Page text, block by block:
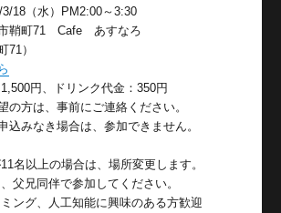
3/18（水）PM2:00～3:30
鞘町71 Cafe あすなろ
71）
円、ドリンク代金：350円
の方は、事前にご連絡ください。
込みなき場合は、参加できません。
名以上の場合は、場所変更します。
父兄同伴で参加してください。
ング、人工知能に興味のある方歓迎